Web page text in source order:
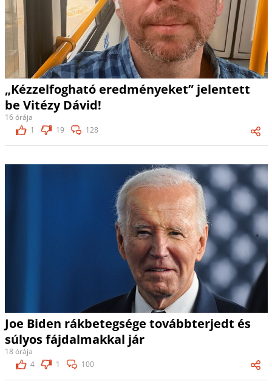
„Kézzelfogható eredményeket” jelentett
be Vitézy Dávid!
16 órája
1
19 128
Joe Biden rákbetegsége továbbterjedt és
súlyos fájdalmakkal jár
18 órája
4
1 100